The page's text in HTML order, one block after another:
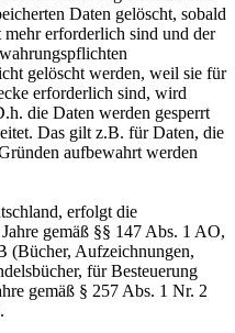
Daten gelöscht, sobald
erforderlich sind und der
gelöscht werden, weil sie für
erforderlich sind, wird
die Daten werden gesperrt
Das gilt z.B. für Daten, die
aufbewahrt werden
erfolgt die
gemäß §§ 147 Abs. 1 AO,
(Bücher, Aufzeichnungen,
für Besteuerung
gemäß § 257 Abs. 1 Nr. 2